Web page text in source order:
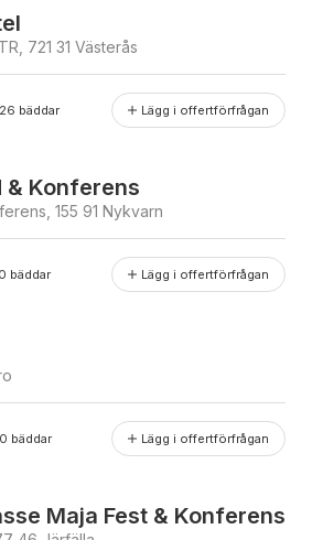
721 31 Västerås
bäddar Lägg i offertförfrågan
& Konferens
155 91 Nykvarn
bäddar Lägg i offertförfrågan
bäddar Lägg i offertförfrågan
Maja Fest & Konferens